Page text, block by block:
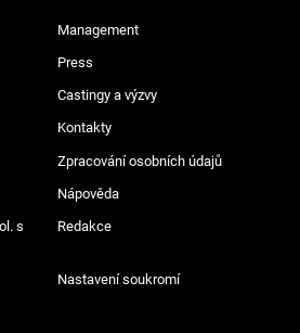
Management
Press
Castingy a výzvy
Kontakty
Zpracování osobních údajů
Nápověda
s
Redakce
Nastavení soukromí